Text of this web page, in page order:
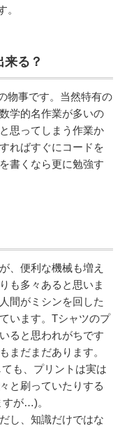
。
る？
物事です。当然特有の
学的名作業が多いの
思ってしまう作業か
ればすぐにコードを
書くなら更に勉強す
、便利な機械も増え
も多々あると思いま
間がミシンを回した
います。Tシャツのプ
ると思われがちです
まだまだあります。
も、プリントは実は
と刷っていたりする
が…)。
し、知識だけではな